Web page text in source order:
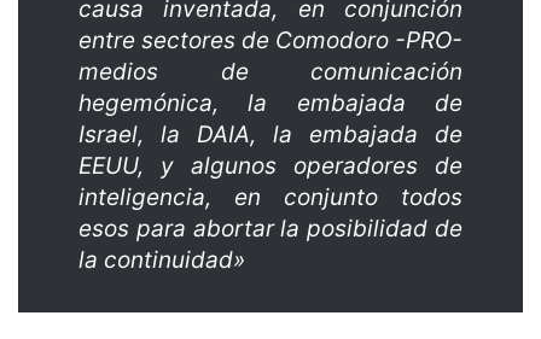
causa inventada, en conjunción
entre sectores de Comodoro -PRO-
medios de comunicación
hegemónica, la embajada de
Israel, la DAIA, la embajada de
EEUU, y algunos operadores de
inteligencia, en conjunto todos
esos para abortar la posibilidad de
la continuidad»